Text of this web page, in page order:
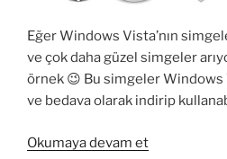
Eğer Windows Vista’nın
ve çok daha güzel simgeler
örnek 😉 Bu simgeler Windows
ve bedava olarak indirip
Okumaya devam et“Bedava